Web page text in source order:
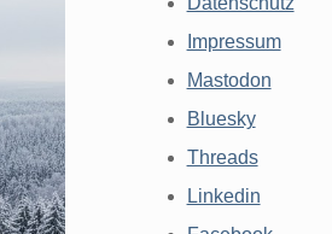
Impressum
Mastodon
Bluesky
Threads
Linkedin